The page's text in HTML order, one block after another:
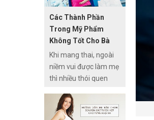
là kích thước cổ tử
cung ngắn.
Các Thành Phần
Trong Mỹ Phẩm
Không Tốt Cho Bà
Bầu
Khi mang thai, ngoài
niềm vui được làm mẹ
thì nhiều thói quen
phải tránh. Trong đó
có thói quen dùng mỹ